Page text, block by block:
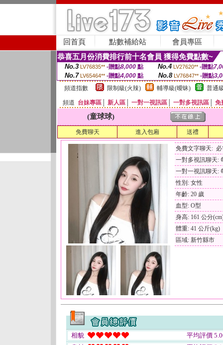
回首頁 點數補給站 會員專區
恭喜五月份消費排行前十名會員 獲得免費點數~
No.3 LV76835** -贈點8,000點 No.4 LV27620** -贈點
No.7 LV65464** -贈點4,000 點 No.8 LV76847** -贈點
頻道指數
限制級(火辣) 輔導級(曖昧) 普通
頻道 台妹專區 新人區 一對一視訊區 一對多視訊區 免
(童球球)
免費聊天 進入包廂 送禮
免費文字聊天:
一對多視訊聊天:
一對一視訊聊天:
性別: 女性
年齡: 20 歲
血型: O型
身高: 161 公分
體重: 41 公斤(kg)
區域: 新竹縣市
相貌
平均評價